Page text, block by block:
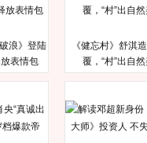
浪》登陆
表情包
《健忘村》舒淇
覆，“村”出自